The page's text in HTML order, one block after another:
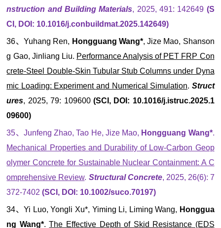
nstruction and Building Materials, 2025, 491: 142649 (S
CI, DOI: 10.1016/j.conbuildmat.2025.142649)
36、Yuhang Ren, Hongguang Wang*, Jize Mao, Shanson
g Gao, Jinliang Liu. Performance Analysis of PET FRP Con
crete-Steel Double-Skin Tubular Stub Columns under Dyna
mic Loading: Experiment and Numerical Simulation. Struct
ures, 2025, 79: 109600 (SCI, DOI: 10.1016/j.istruc.2025.1
09600)
35、Junfeng Zhao, Tao He, Jize Mao, Hongguang Wang*.
Mechanical Properties and Durability of Low-Carbon Geop
olymer Concrete for Sustainable Nuclear Containment: A C
omprehensive Review. Structural Concrete, 2025, 26(6): 7
372-7402(SCI, DOI: 10.1002/suco.70197)
34、Yi Luo, Yongli Xu*, Yiming Li, Liming Wang, Honggua
ng Wang*.The Effective Depth of Skid Resistance (EDS